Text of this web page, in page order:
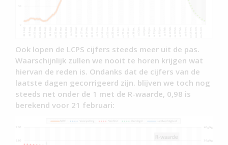
Ook lopen de LCPS cijfers steeds meer uit de pas.
Waarschijnlijk zullen we nooit te horen krijgen wat
hiervan de reden is. Ondanks dat de cijfers van de
laatste dagen gecorrigeerd zijn. blijven we toch nog
steeds net onder de 1 met de R-waarde, 0,98 is
berekend voor 21 februari: